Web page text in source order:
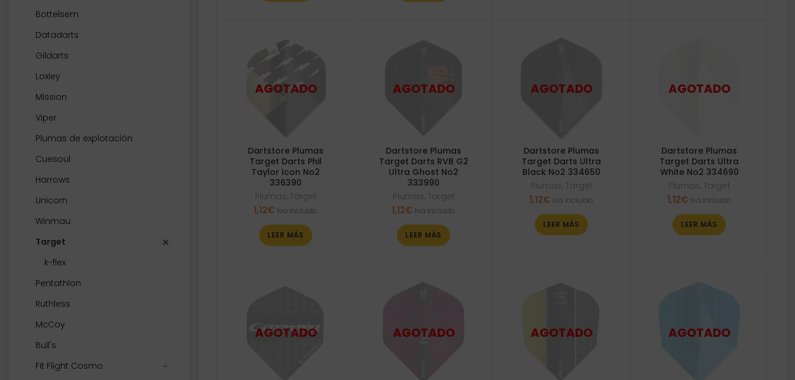
Bottelsem
Datadarts
Gildarts
Loxley
Mission
Viper
Plumas de explotación
Cuesoul
Harrows
Unicorn
Winmau
Target
k-flex
Pentathlon
Ruthless
McCoy
Bull's
Fit Flight Cosmo
Dartstore Plumas
Target Darts Phil
Taylor Icon No2
336390
Plumas, Target
1,12€ Iva incluido
LEER MÁS
Dartstore Plumas
Target Darts RVB G2
Ultra Ghost No2
333990
Plumas, Target
1,12€ Iva incluido
LEER MÁS
Dartstore Plumas
Target Darts Ultra
Black No2 334650
Plumas, Target
1,12€ Iva incluido
LEER MÁS
Dartstore Plumas
Target Darts Ultra
White No2 334690
Plumas, Target
1,12€ Iva incluido
LEER MÁS